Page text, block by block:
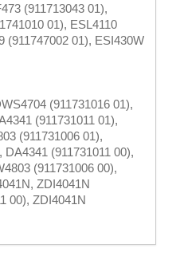
(911713043 01),
01), ESL4110
(911747002 01), ESI430W
(911731016 01),
(911731011 01),
(911731006 01),
(911731011 00),
(911731006 00),
ZDI4041N
00), ZDI4041N